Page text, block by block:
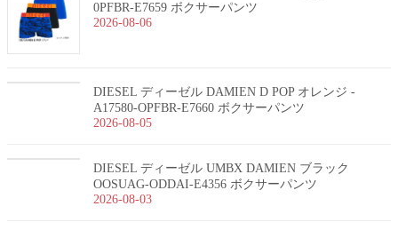
0PFBR-E7659 ボクサーパンツ
2026-08-06
DIESEL ディーゼル DAMIEN D POP オレンジ -
A17580-OPFBR-E7660 ボクサーパンツ
2026-08-05
DIESEL ディーゼル UMBX DAMIEN ブラック
OOSUAG-ODDAI-E4356 ボクサーパンツ
2026-08-03